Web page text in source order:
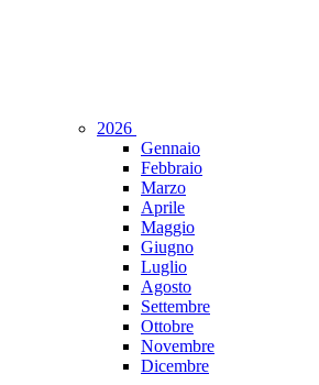
2026
Gennaio
Febbraio
Marzo
Aprile
Maggio
Giugno
Luglio
Agosto
Settembre
Ottobre
Novembre
Dicembre